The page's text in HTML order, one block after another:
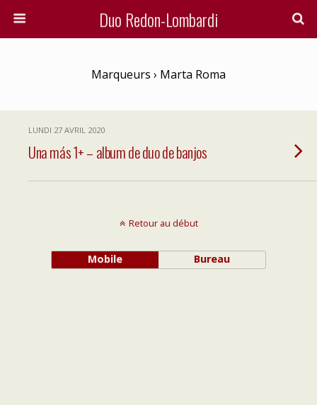
Duo Redon-Lombardi
Marqueurs › Marta Roma
LUNDI 27 AVRIL 2020
Una más 1+ – album de duo de banjos
Retour au début
Mobile Bureau